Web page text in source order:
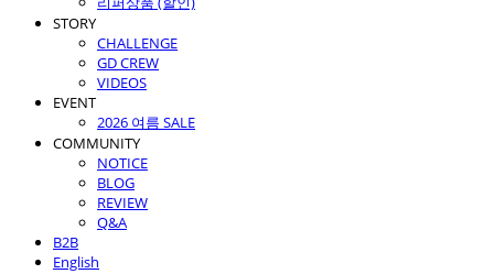
STORY
CHALLENGE
GD CREW
VIDEOS
EVENT
2026 여름 SALE
COMMUNITY
NOTICE
BLOG
REVIEW
Q&A
B2B
English